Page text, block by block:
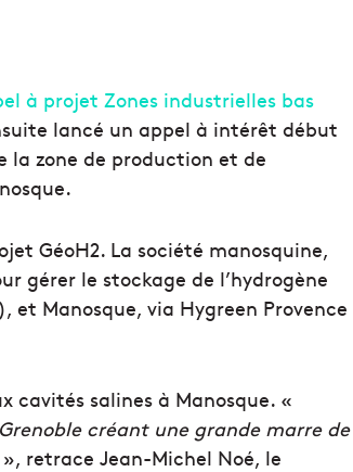
à projet Zones industrielles bas
lancé un appel à intérêt début
la zone de production et de
GéoH2. La société manosquine,
gérer le stockage de l’hydrogène
Manosque, via Hygreen Provence
cavités salines à Manosque. «
créant une grande marre de
retrace Jean-Michel Noé, le